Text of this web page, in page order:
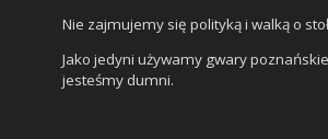
Nie zajmujemy się polityką i walką o
Jako jedyni używamy gwary
jesteśmy dumni.